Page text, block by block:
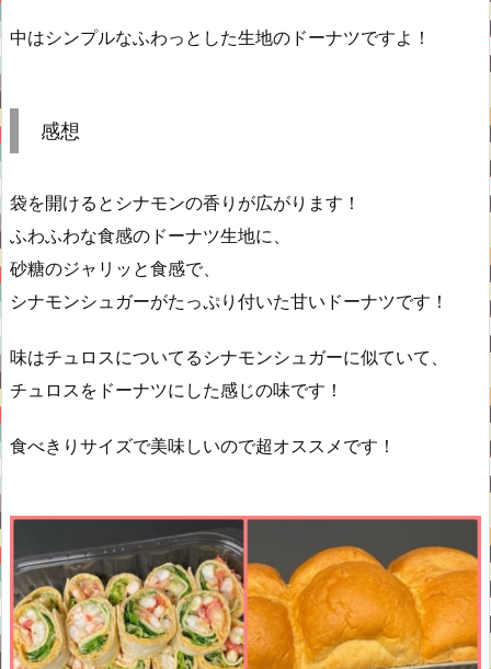
中はシンプルなふわっとした生地のドーナツですよ！
感想
袋を開けるとシナモンの香りが広がります！
ふわふわな食感のドーナツ生地に、
砂糖のジャリッと食感で、
シナモンシュガーがたっぷり付いた甘いドーナツです！
味はチュロスについてるシナモンシュガーに似ていて、
チュロスをドーナツにした感じの味です！
食べきりサイズで美味しいので超オススメです！